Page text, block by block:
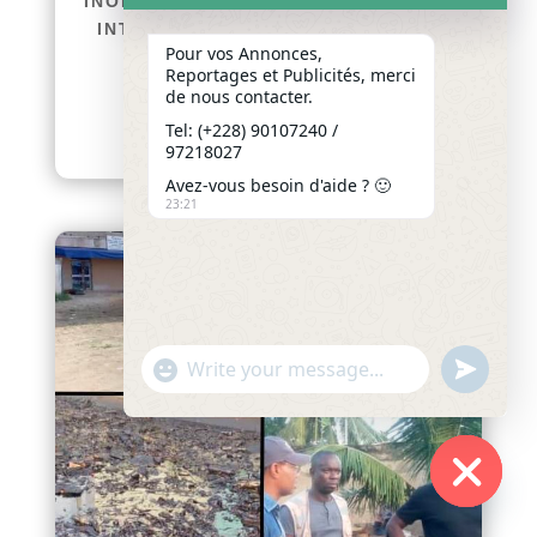
INTENSIFIE LES INSPECTIONS ET
PRÉPARE DE NOUVELLES
INTERVENTIONS À LOMÉ
lire plus
Hide
Pour vos Annonces,
Reportages et Publicités, merci
de nous contacter.
Tel: (+228) 90107240 /
97218027
Avez-vous besoin d'aide ? 🙂
23:21
"+chaty_settings.lang.emoji_picker+"
WhatsApp
undefined